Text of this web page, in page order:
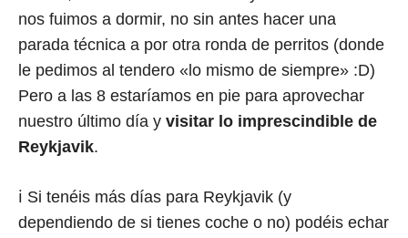
nos fuimos a dormir, no sin antes hacer una
parada técnica a por otra ronda de perritos (donde
le pedimos al tendero «lo mismo de siempre» :D)
Pero a las 8 estaríamos en pie para aprovechar
nuestro último día y visitar lo imprescindible de
Reykjavik.
ℹ️ Si tenéis más días para Reykjavik (y
dependiendo de si tienes coche o no) podéis echar